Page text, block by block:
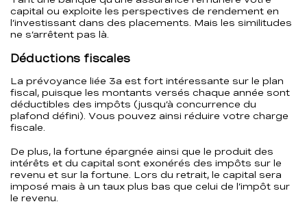
capital ou exploite les perspectives de rendement en
l’investissant dans des placements. Mais les similitudes
ne s’arrêtent pas là.
Déductions fiscales
La prévoyance liée 3a est fort intéressante sur le plan
fiscal, puisque les montants versés chaque année sont
déductibles des impôts (jusqu’à concurrence du
plafond défini). Vous pouvez ainsi réduire votre charge
fiscale.
De plus, la fortune épargnée ainsi que le produit des
intérêts et du capital sont exonérés des impôts sur le
revenu et sur la fortune. Lors du retrait, le capital sera
imposé mais à un taux plus bas que celui de l’impôt sur
le revenu.